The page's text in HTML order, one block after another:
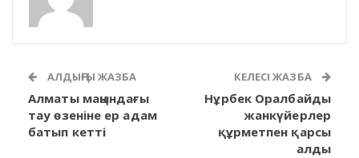
АЛДЫҢҒЫ ЖАЗБА
Алматы маңындағы
тау өзеніне ер адам
батып кетті
КЕЛЕСІ ЖАЗБА
Нұрбек Оралбайды
жанкүйерлер
құрметпен қарсы
алды